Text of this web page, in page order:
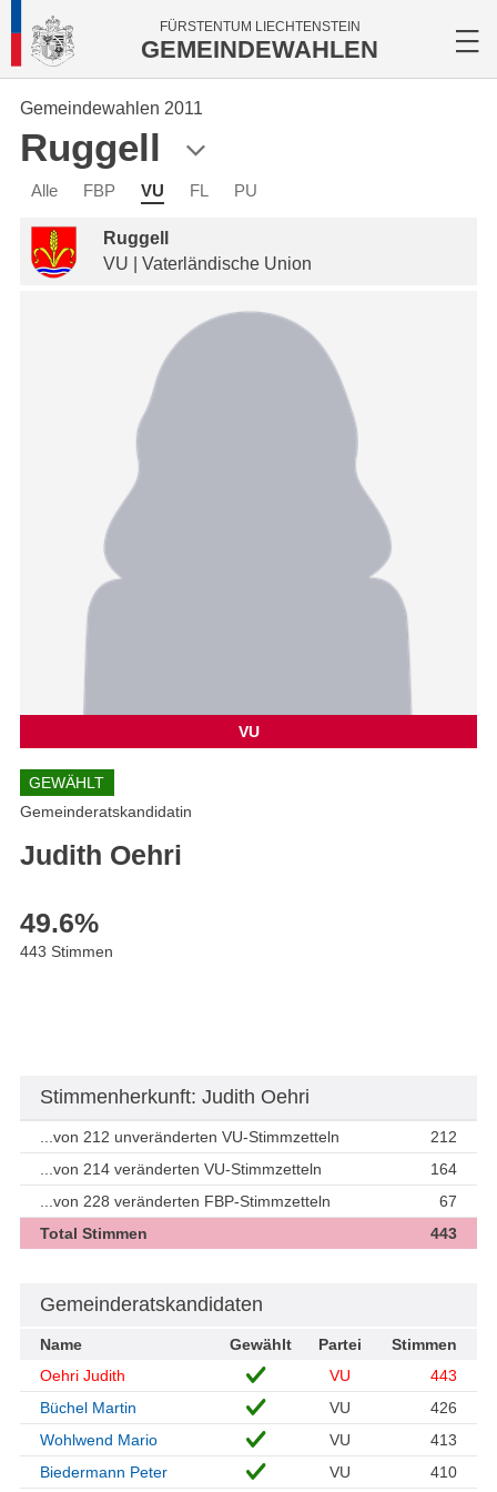
FÜRSTENTUM LIECHTENSTEIN
GEMEINDEWAHLEN
Gemeindewahlen 2011
Ruggell
Alle FBP VU FL PU
Ruggell
VU | Vaterländische Union
VU
GEWÄHLT
Gemeinderatskandidatin
Judith Oehri
49.6%
443 Stimmen
Stimmenherkunft: Judith Oehri
...von 212 unveränderten VU-Stimmzetteln
212
...von 214 veränderten VU-Stimmzetteln
164
...von 228 veränderten FBP-Stimmzetteln
67
Total Stimmen
443
Gemeinderatskandidaten
Name Gewählt Partei
Stimmen
Oehri Judith
VU
443
Büchel Martin
VU
426
Wohlwend Mario
VU
413
Biedermann Peter
VU 410